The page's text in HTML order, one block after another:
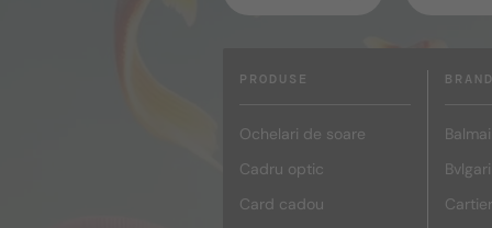
PRODUSE
Ochelari de soare
Cadru optic
Card cadou
Bvlgari
Cartier